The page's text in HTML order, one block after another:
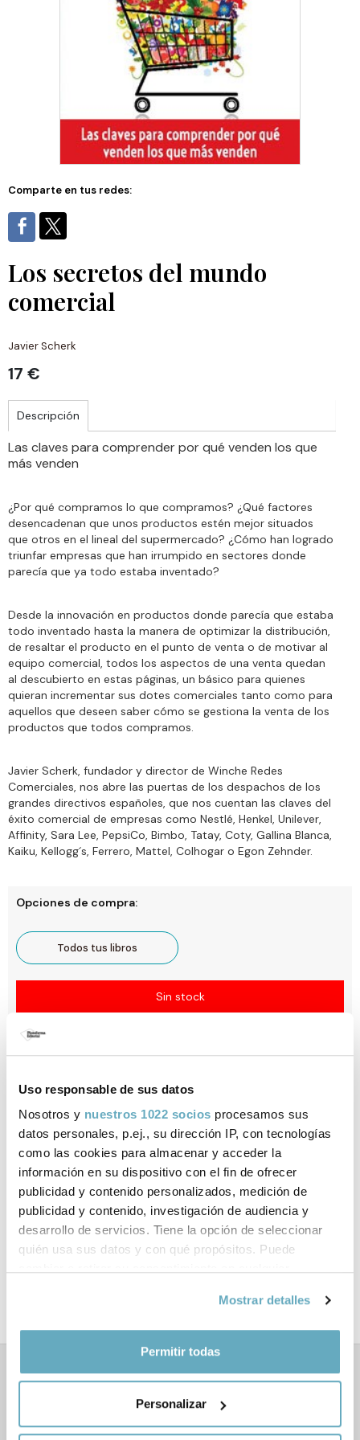
Uso responsable de sus datos
Nosotros y nuestros 1022 socios procesamos sus
datos personales, p.ej., su dirección IP, con tecnologías
como las cookies para almacenar y acceder la
información en su dispositivo con el fin de ofrecer
publicidad y contenido personalizados, medición de
publicidad y contenido, investigación de audiencia y
desarrollo de servicios. Tiene la opción de seleccionar
quién usa sus datos y con qué propósitos. Puede
Si lo permite, también quisiéramos:
geográfica que puede tener una precisión de varios
Identificar su dispositivo analizándolo activamente
Mostrar detalles
Permitir todas
Personalizar
Comparte en tus redes:
Los secretos del mundo
comercial
Javier Scherk
17 €
Descripción
Las claves para comprender por qué venden los que
más venden
¿Por qué compramos lo que compramos? ¿Qué factores
desencadenan que unos productos estén mejor situados
que otros en el lineal del supermercado? ¿Cómo han logrado
triunfar empresas que han irrumpido en sectores donde
parecía que ya todo estaba inventado?
Desde la innovación en productos donde parecía que estaba
todo inventado hasta la manera de optimizar la distribución,
de resaltar el producto en el punto de venta o de motivar al
equipo comercial, todos los aspectos de una venta quedan
al descubierto en estas páginas, un básico para quienes
quieran incrementar sus dotes comerciales tanto como para
aquellos que deseen saber cómo se gestiona la venta de los
productos que todos compramos.
Javier Scherk, fundador y director de Winche Redes
Comerciales, nos abre las puertas de los despachos de los
grandes directivos españoles, que nos cuentan las claves del
éxito comercial de empresas como Nestlé, Henkel, Unilever,
Affinity, Sara Lee, PepsiCo, Bimbo, Tatay, Coty, Gallina Blanca,
Kaiku, Kellogg´s, Ferrero, Mattel, Colhogar o Egon Zehnder.
Opciones de compra:
Todos tus libros
Sin stock
Ficha técnica
ISBN:978-84-15115-97-7
Páginas:192
Tema: Empresa y gestión
Colección: Empresa
Formato: Rústica con solapas
Libros relacionados